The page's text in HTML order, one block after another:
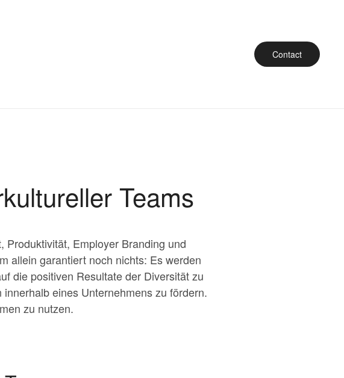
Contact
Teams
Produktivität, Employer Branding und
allein garantiert noch nichts: Es werden
die positiven Resultate der Diversität zu
eines Unternehmens zu fördern.
zu nutzen.